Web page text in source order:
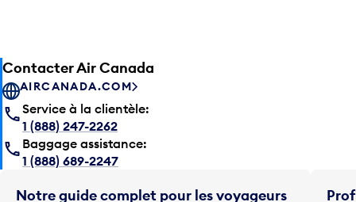
Contacter Air Canada
AIRCANADA.COM
Service à la clientèle:
1 (888) 247-2262
Baggage assistance:
1 (888) 689-2247
Notre guide complet pour les voyageurs